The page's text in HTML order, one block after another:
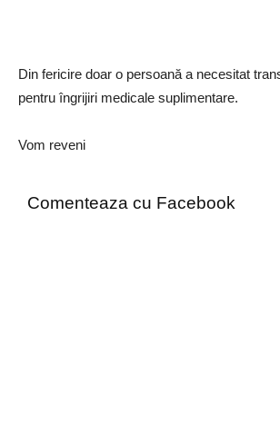
Din fericire doar o persoană a necesitat
pentru îngrijiri medicale suplimentare.
Vom reveni
Comenteaza cu Facebook